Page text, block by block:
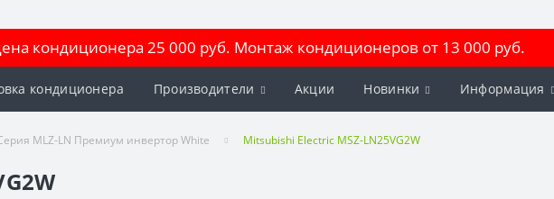
кондиционера 25 000 руб. Монтаж кондиционеров от 13 000 руб.
кондиционера Производители Акции Новинки Информация
MLZ-LN Премиум инвертор White Mitsubishi Electric MSZ-LN25VG2W